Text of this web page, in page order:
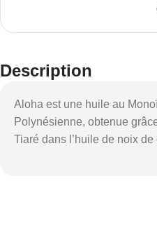
Description
Aloha est une huile au
Polynésienne, obtenue
Tiaré dans l’huile de noix de